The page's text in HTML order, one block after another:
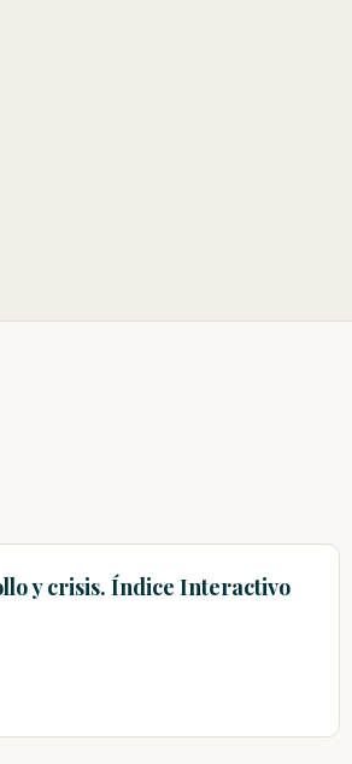
y crisis. Índice Interactivo